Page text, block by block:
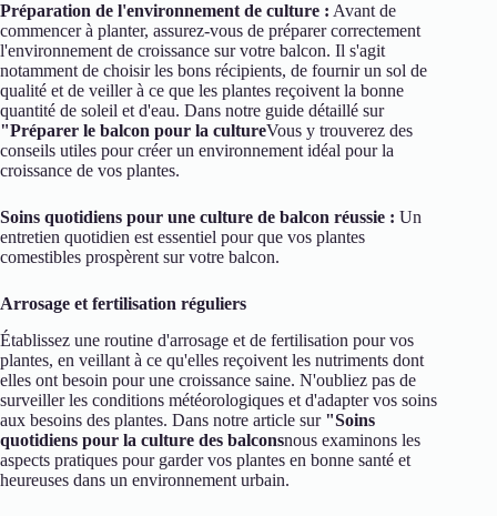
Préparation de l'environnement de culture : Avant de
commencer à planter, assurez-vous de préparer correctement
l'environnement de croissance sur votre balcon. Il s'agit
notamment de choisir les bons récipients, de fournir un sol de
qualité et de veiller à ce que les plantes reçoivent la bonne
quantité de soleil et d'eau. Dans notre guide détaillé sur
"Préparer le balcon pour la cultureVous y trouverez des
conseils utiles pour créer un environnement idéal pour la
croissance de vos plantes.
Soins quotidiens pour une culture de balcon réussie : Un
entretien quotidien est essentiel pour que vos plantes
comestibles prospèrent sur votre balcon.
Arrosage et fertilisation réguliers
Établissez une routine d'arrosage et de fertilisation pour vos
plantes, en veillant à ce qu'elles reçoivent les nutriments dont
elles ont besoin pour une croissance saine. N'oubliez pas de
surveiller les conditions météorologiques et d'adapter vos soins
aux besoins des plantes. Dans notre article sur "Soins
quotidiens pour la culture des balconsnous examinons les
aspects pratiques pour garder vos plantes en bonne santé et
heureuses dans un environnement urbain.